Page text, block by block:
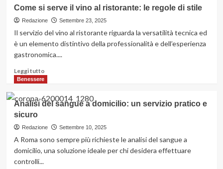
4
consigli
per
realizzare
rendere
il
eCommerce
Come si serve il vino al ristorante: le regole di stile
Redazione Settembre 23, 2025
Il servizio del vino al ristorante riguarda la versatilità tecnica ed
è un elemento distintivo della professionalità e dell’esperienza
gastronomica....
Leggi tuttoLeggi
di
su
Come
serve
al
Benessere
Analisi del sangue a domicilio: un servizio pratico e
sicuro
Redazione Settembre 10, 2025
A Roma sono sempre più richieste le analisi del sangue a
domicilio, una soluzione ideale per chi desidera effettuare
controlli...